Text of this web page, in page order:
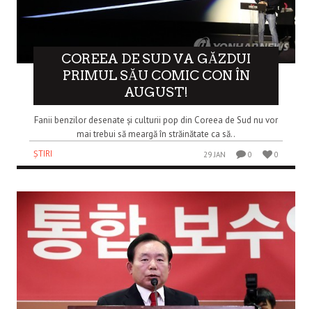
COREEA DE SUD VA GĂZDUI
PRIMUL SĂU COMIC CON ÎN
AUGUST!
Fanii benzilor desenate și culturii pop din Coreea de Sud nu vor
mai trebui să meargă în străinătate ca să..
ȘTIRI
29 JAN 0 0